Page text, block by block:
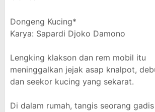
Dongeng Kucing*
Karya: Sapardi Djoko Damono
Lengking klakson dan rem mobil itu
meninggalkan jejak asap knalpot,
dan seekor kucing yang sekarat.
Di dalam rumah, tangis seorang